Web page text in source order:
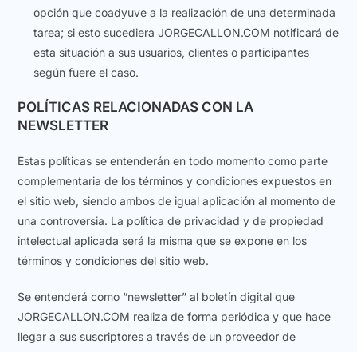
opción que coadyuve a la realización de una determinada
tarea; si esto sucediera JORGECALLON.COM notificará de
esta situación a sus usuarios, clientes o participantes
según fuere el caso.
POLÍTICAS RELACIONADAS CON LA
NEWSLETTER
Estas políticas se entenderán en todo momento como parte
complementaria de los términos y condiciones expuestos en
el sitio web, siendo ambos de igual aplicación al momento de
una controversia. La política de privacidad y de propiedad
intelectual aplicada será la misma que se expone en los
términos y condiciones del sitio web.
Se entenderá como “newsletter” al boletín digital que
JORGECALLON.COM realiza de forma periódica y que hace
llegar a sus suscriptores a través de un proveedor de